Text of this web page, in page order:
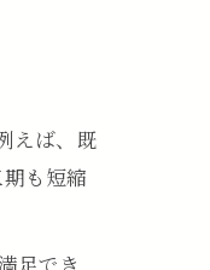
えば、既
も短縮
足でき